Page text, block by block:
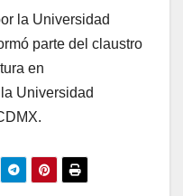
la Universidad
parte del claustro
en
Universidad